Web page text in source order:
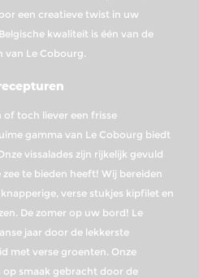
een creatieve twist in uw
kwaliteit is één van de
van Le Cobourg.
of toch liever een frisse
gamma van Le Cobourg biedt
vissalades zijn rijkelijk gevuld
te bieden heeft! Wij bereiden
verse stukjes kipfilet en
De zomer op uw bord! Le
jaar door de lekkerste
met verse groenten. Onze
op smaak gebracht door de